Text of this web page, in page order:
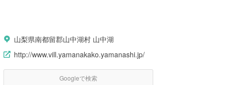
山梨県南都留郡山中湖村 山中湖
http://www.vill.yamanakako.yamanashi.jp/
Googleで検索